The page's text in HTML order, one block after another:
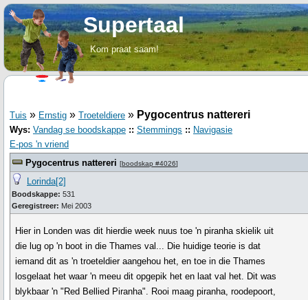
Supertaal
Kom praat saam!
Tuis » Ernstig » Troeteldiere » Pygocentrus nattereri
Wys: Vandag se boodskappe :: Stemmings :: Navigasie
E-pos 'n vriend
Pygocentrus nattereri [boodskap #4026]
Lorinda[2]
Boodskappe: 531
Geregistreer: Mei 2003
Hier in Londen was dit hierdie week nuus toe 'n piranha skielik uit
die lug op 'n boot in die Thames val... Die huidige teorie is dat
iemand dit as 'n troeteldier aangehou het, en toe in die Thames
losgelaat het waar 'n meeu dit opgepik het en laat val het. Dit was
blykbaar 'n "Red Bellied Piranha". Rooi maag piranha, roodepoort,